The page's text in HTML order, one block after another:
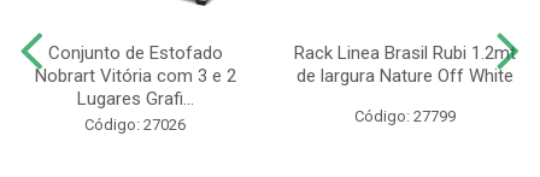
Conjunto de Estofado
Nobrart Vitória com 3 e 2
Lugares Grafi...
Código: 27026
Rack Linea Brasil Rubi 1.2mt
de largura Nature Off White
Código: 27799